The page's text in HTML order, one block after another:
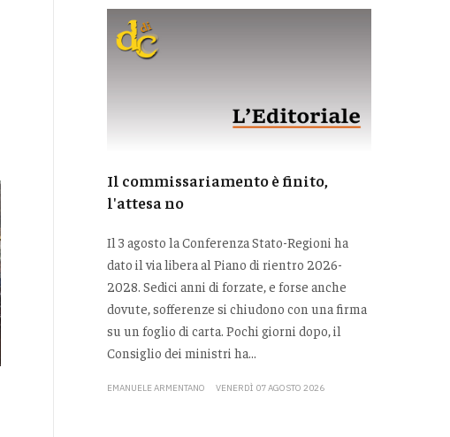
Il commissariamento è finito,
l'attesa no
Il 3 agosto la Conferenza Stato-Regioni ha
dato il via libera al Piano di rientro 2026-
2028. Sedici anni di forzate, e forse anche
dovute, sofferenze si chiudono con una firma
su un foglio di carta. Pochi giorni dopo, il
Consiglio dei ministri ha...
EMANUELE ARMENTANO VENERDÌ 07 AGOSTO 2026